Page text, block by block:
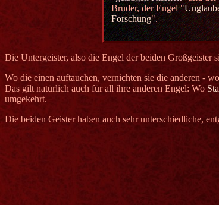
Bruder, der Engel "
Forschung".
Die Untergeister, also die Engel der beiden Großgeister
Wo die einen auftauchen, vernichten sie die anderen - wo
Das gilt natürlich auch für all ihre anderen Engel: Wo
umgekehrt.
Die beiden Geister haben auch sehr unterschiedliche,